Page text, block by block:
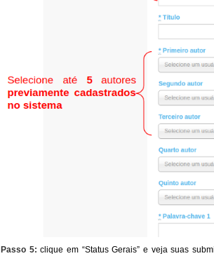
Passo 5:clique em “Status Gerais” e veja suas